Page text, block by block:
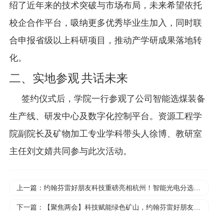
绍了近年来的技术突破与市场布局，未来希望依托
校企合作平台，吸纳更多优秀毕业生加入，同时联
合申报省级以上科研项目，推动产学研成果落地转
化。
二、实地参观共话未来
签约仪式后，学院一行参观了公司智能选煤装备
生产线、研发中心及数字化控制平台。资源工程学
院副院长及矿物加工专业学科带头人徐博、教研室
主任刘文婧共同参与此次活动。
上一篇：约翰芬雷好朋友科技重磅亮相杭州！智能光电分选技术
下一篇：【聚焦两会】科技赋能绿色矿山，约翰芬雷好朋友科技